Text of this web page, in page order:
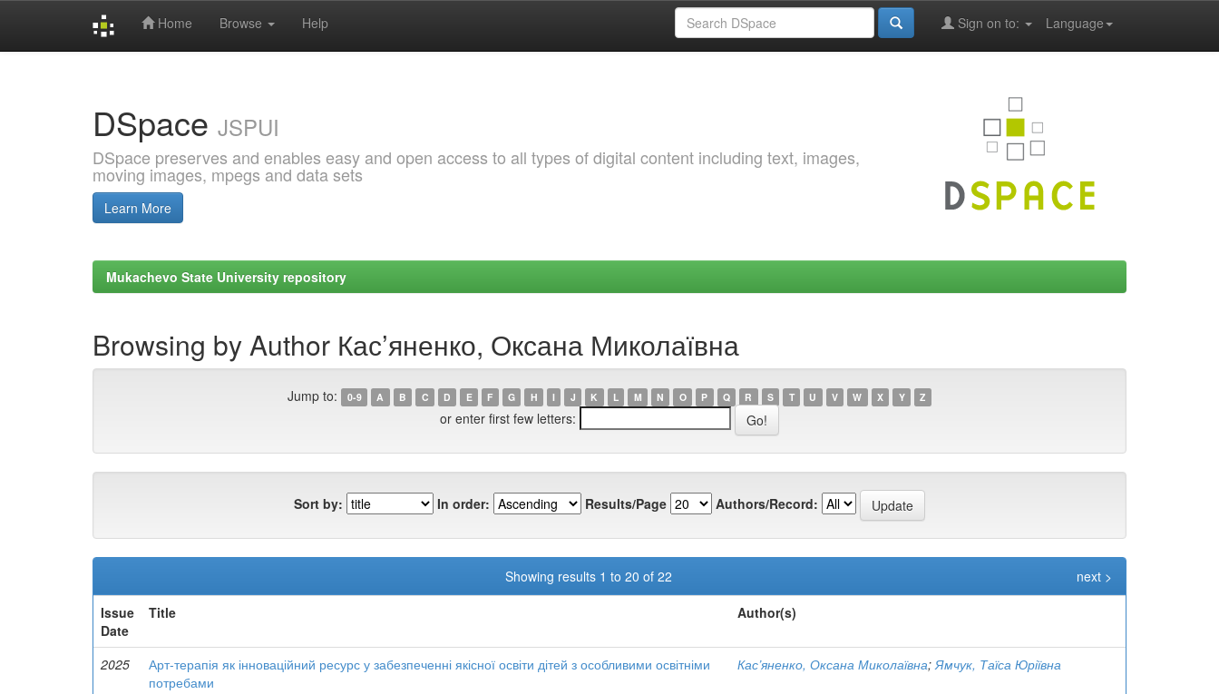
Home Browse Help Language
Sign on to:
DSpace JSPUI
DSpace preserves and enables easy and open access to all types of digital content including text, images,
moving images, mpegs and data sets
Learn More
Mukachevo State University repository
Browsing by Author Кас’яненко, Оксана Миколаївна
Jump to: 0-9 A B C D E F G H I J K L M N O P Q R S T U V W X Y Z
or enter first few letters:
Sort by: In order: Results/Page Authors/Record:
Showing results 1 to 20 of 22
next >
Issue
Date
Title Author(s)
2025
Арт-терапія як інноваційний ресурс у забезпеченні якісної освіти дітей з особливими освітніми
потребами
Кас’яненко, Оксана Миколаївна;Ямчук, Таїса Юріївна